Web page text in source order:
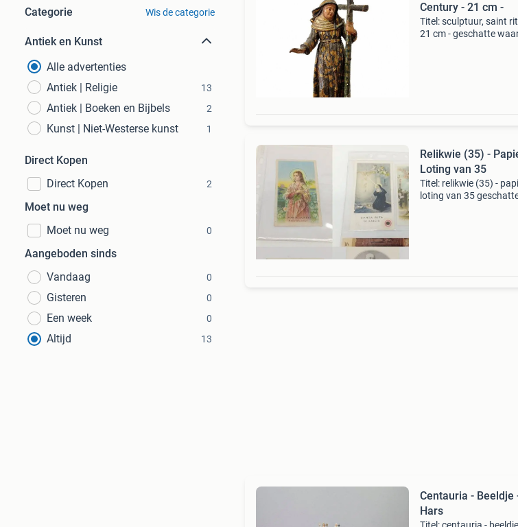
Categorie Wis de categorie
Antiek en Kunst
Alle advertenties
Antiek | Religie
13
Antiek | Boeken en Bijbels 2
Kunst | Niet-Westerse kunst 1
Direct Kopen
Direct Kopen
2
Moet nu weg
Moet nu weg
0
Aangeboden sinds
Vandaag
0
Gisteren 0
Een week 0
Altijd 13
Century - 21 cm -
Titel: sculptuur, saint
21 cm - geschatte
Relikwie (35) -
Loting van 35
Titel: relikwie (35) -
loting van 35
Centauria - Beeldje
Hars